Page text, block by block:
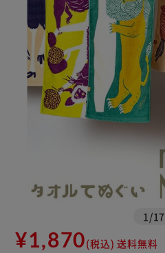
1 /17
¥1,870(税込) 送料無料